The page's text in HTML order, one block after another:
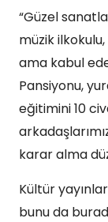
“Güzel
müzik
ama kabul
Pansiyonu,
eğitimini 10
karar alma
Kültür
bunu da